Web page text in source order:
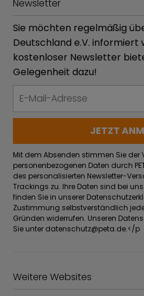
Newsletter
Sie möchten regelmäßig
Deutschland e.V. informiert
kostenloser Newsletter
Gelegenheit dazu!
Mit dem Absenden stimmen Sie der
personenbezogenen Daten durch
des personalisierten Newsletter-
Trackings zu. Ihre Daten sind bei
finden Sie in unserer
Zustimmung selbstverständlich
Gründen widerrufen. Unseren
Sie unter datenschutz@peta.de.</p
Weitere Websites